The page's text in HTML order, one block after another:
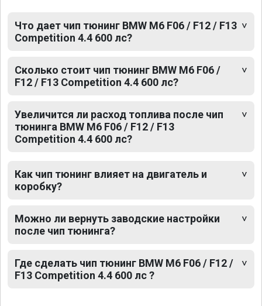
Что дает чип тюнинг BMW M6 F06 / F12 / F13
Competition 4.4 600 лс?
Сколько стоит чип тюнинг BMW M6 F06 /
F12 / F13 Competition 4.4 600 лс?
Увеличится ли расход топлива после чип
тюнинга BMW M6 F06 / F12 / F13
Competition 4.4 600 лс?
Как чип тюнинг влияет на двигатель и
коробку?
Можно ли вернуть заводские настройки
после чип тюнинга?
Где сделать чип тюнинг BMW M6 F06 / F12 /
F13 Competition 4.4 600 лс ?